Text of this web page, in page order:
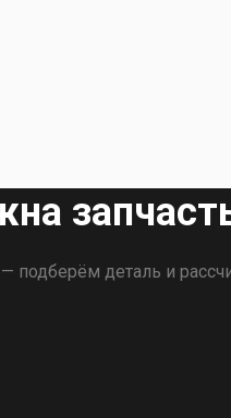
подберём деталь и